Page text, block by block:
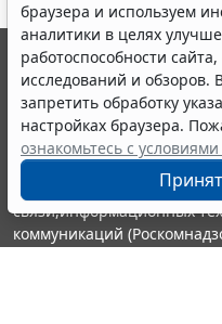
браузера и используем
аналитики в целях
работоспособности
исследований и обзоров.
запретить обработку
настройках браузера.
ознакомьтесь с
© ООО "НПП "ГАРАНТ-
выпускается с 1990 года.
являются участниками
информации ГАРАНТ.
Портал ГАРАНТ.РУ
издания Федеральной
связи,информационных
коммуникаций